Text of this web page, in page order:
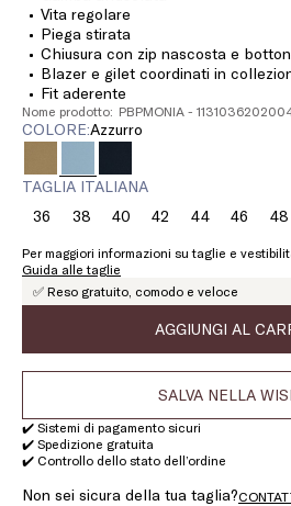
Vita regolare
Piega stirata
Chiusura con zip nascosta e
Blazer e gilet coordinati in
Fit aderente
Nome prodotto: PBPMONIA -
COLORE: azzurro
TAGLIA ITALIANA
36Taglia:
38Taglia:
40Taglia:
42Taglia:
44Taglia:
44
46Taglia:
48
Per maggiori informazioni su taglie e
Guida alle taglie
✅ Reso gratuito, comodo e veloce
AGGIUNGI AL
SALVA NELLA
✔️ Sistemi di pagamento sicuri
✔️ Spedizione gratuita
✔️ Controllo dello stato dell’ordine
Non sei sicura della tua taglia?